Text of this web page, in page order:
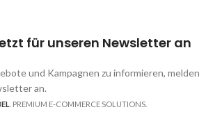
für unseren Newsletter an
und Kampagnen zu informieren, melden
an.
. PREMIUM E-COMMERCE SOLUTIONS.